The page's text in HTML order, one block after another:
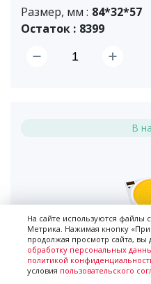
Размер, мм : 84*32*57
Остаток : 8399
В
BH1917-1012J30W30H-KV4
На сайте используются файлы
Метрика. Нажимая кнопку
продолжая просмотр сайта, вы
обработку персональных
политикой
условия пользовательского